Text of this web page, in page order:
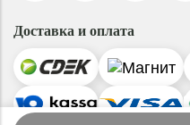
Доставка и оплата